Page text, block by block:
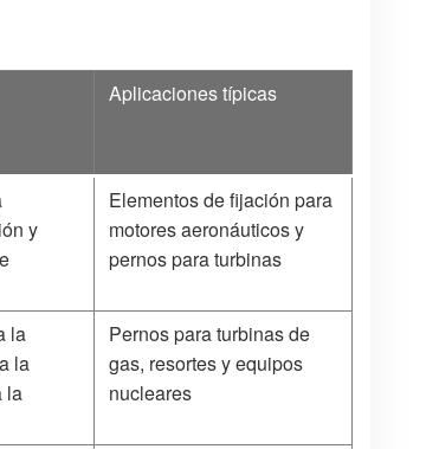
Aplicaciones típicas
y
Elementos de fijación para
motores aeronáuticos y
pernos para turbinas
la
la
la
Pernos para turbinas de
gas, resortes y equipos
nucleares